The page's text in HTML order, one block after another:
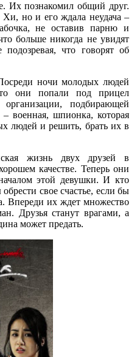
Их познакомил общий друг.
но и его ждала неудача –
не оставив парню и
больше никогда не увидят
что говорят об
ночи молодых людей
они попали под прицел
организации, подбирающей
военная, шпионка, которая
людей и решить, брать их в
жизнь двух друзей в
качестве. Теперь они
этой девушки. И кто
свое счастье, если бы
Впереди их ждет множество
Друзья станут врагами, а
может предать.